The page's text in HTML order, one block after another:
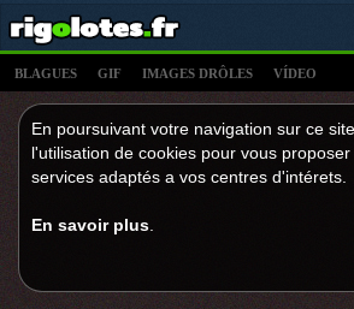
BLAGUES GIF IMAGES DRÔLES VÍDEO
En poursuivant votre navigation sur ce
l'utilisation de cookies pour vous
services adaptés a vos centres d'intérets.
En savoir plus